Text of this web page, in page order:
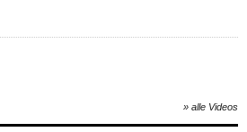
» alle Videos